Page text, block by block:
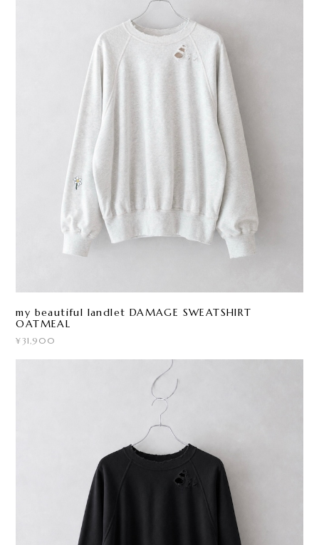
my beautiful landlet DAMAGE SWEATSHIRT
OATMEAL
¥31,900